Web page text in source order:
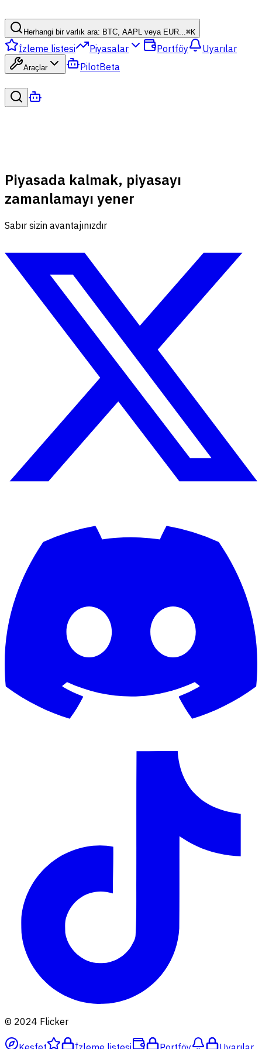
Herhangi bir varlık ara: BTC, AAPL veya EUR...⌘K
İzleme listesi Piyasalar Portföy Uyarılar
Araçlar PilotBeta
Piyasada kalmak, piyasayı
zamanlamayı yener
Sabır sizin avantajınızdır
© 2024 Flicker